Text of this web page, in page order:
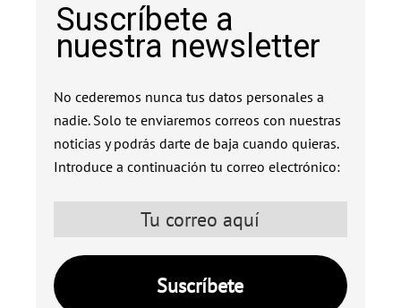
Suscríbete a
nuestra newsletter
No cederemos nunca tus datos personales a
nadie. Solo te enviaremos correos con nuestras
noticias y podrás darte de baja cuando quieras.
Introduce a continuación tu correo electrónico: